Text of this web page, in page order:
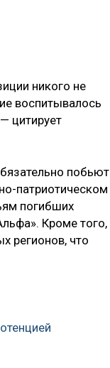
никого не
воспитывалось
цитирует
побьют
патриотическом
погибших
Кроме того,
регионов, что